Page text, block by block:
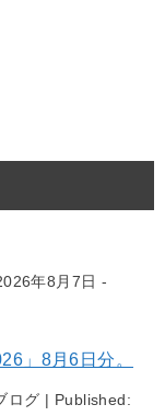
年8月7日 -
」8月6日分。
ログ | Published: